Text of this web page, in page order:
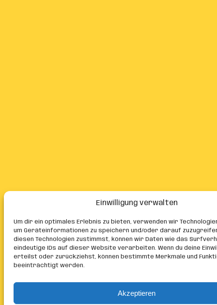
Einwilligung verwalten
Um dir ein optimales Erlebnis zu bieten, verwenden wir
um Geräteinformationen zu speichern und/oder darauf
diesen Technologien zustimmst, können wir Daten wie das
eindeutige IDs auf dieser Website verarbeiten. Wenn du deine
erteilst oder zurückziehst, können bestimmte Merkmale und
beeinträchtigt werden.
Akzeptieren